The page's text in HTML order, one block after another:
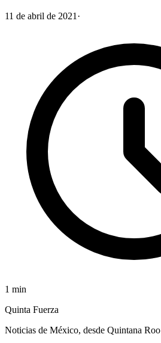
11 de abril de 2021 ·
1 min
Quinta Fuerza
Noticias de México, desde Quintana Roo